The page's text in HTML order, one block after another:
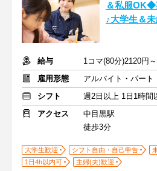
＆私服OK◆
♪大学生＆未
給与
1コマ(80分)2120円
雇用形態
アルバイト・パート
シフト
週2日以上 1日1時間
アクセス
中目黒駅
徒歩3分
大学生歓迎 シフト自由・自己申告
1日4h以内可
主婦(夫)歓迎